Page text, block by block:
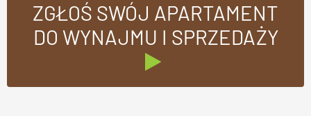
ZGŁOŚ SWÓJ APARTAMENT
DO WYNAJMU I SPRZEDAŻY